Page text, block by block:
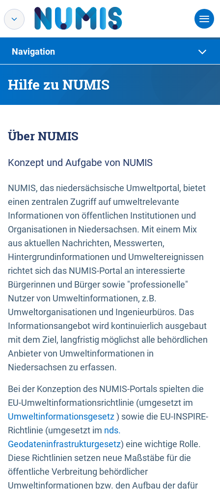
Hilfe zu NUMIS
Navigation
Über NUMIS
Konzept und Aufgabe von NUMIS
NUMIS, das niedersächsische Umweltportal, bietet
einen zentralen Zugriff auf umweltrelevante
Informationen von öffentlichen Institutionen und
Organisationen in Niedersachsen. Mit einem Mix
aus aktuellen Nachrichten, Messwerten,
Hintergrundinformationen und Umweltereignissen
richtet sich das NUMIS-Portal an interessierte
Bürgerinnen und Bürger sowie "professionelle"
Nutzer von Umweltinformationen, z.B.
Umweltorganisationen und Ingenieurbüros. Das
Informationsangebot wird kontinuierlich ausgebaut
mit dem Ziel, langfristig möglichst alle behördlichen
Anbieter von Umweltinformationen in
Niedersachsen zu erfassen.
Bei der Konzeption des NUMIS-Portals spielten die
EU-Umweltinformationsrichtlinie (umgesetzt im
Umweltinformationsgesetz) sowie die EU-INSPIRE-
Richtlinie (umgesetzt im nds.
Geodateninfrastrukturgesetz) eine wichtige Rolle.
Diese Richtlinien setzen neue Maßstäbe für die
öffentliche Verbreitung behördlicher
Umweltinformationen bzw. den Aufbau der dafür